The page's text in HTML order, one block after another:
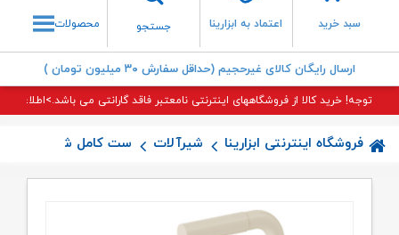
سبد خرید اعتماد به ابزارینا جستجو محصولات
ارسال رایگان کالای غیرحجیم (حداقل سفارش ۳۰ میلیون تومان )
توجه! خرید کالا از فروشگاههای اینترنتی نامعتبر فاقد گارانتی می باشد.>اطلاعات
فروشگاه اینترنتی ابزارینا شیرآلات ست کامل شیرآلات